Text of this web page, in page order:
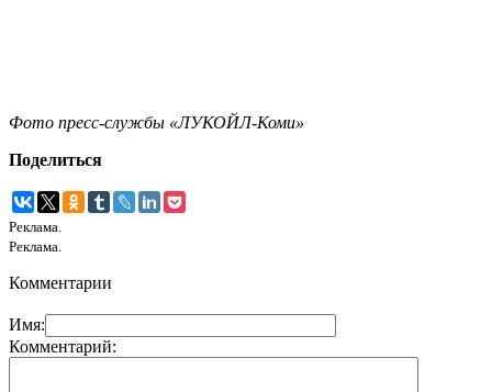
Фото пресс-службы «ЛУКОЙЛ-Коми»
Поделиться
Реклама.
Реклама.
Комментарии
Имя:
Комментарий: